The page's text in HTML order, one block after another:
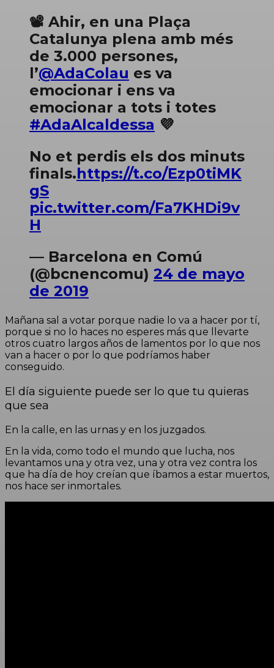
📽 Ahir, en una Plaça
Catalunya plena amb més
de 3.000 persones,
l’@AdaColau es va
emocionar i ens va
emocionar a tots i totes
#AdaAlcaldessa 💜
No et perdis els dos minuts
finals.https://t.co/Ezp0tiMK
gS
pic.twitter.com/Fa7KHDi9v
H
— Barcelona en Comú
(@bcnencomu) 24 de mayo
de 2019
Mañana sal a votar porque nadie lo va a hacer por tí,
porque si no lo haces no esperes más que llevarte
otros cuatro largos años de lamentos por lo que nos
van a hacer o por lo que podríamos haber
conseguido.
El día siguiente puede ser lo que tu quieras
que sea
En la calle, en las urnas y en los juzgados.
En la vida, como todo el mundo que lucha, nos
levantamos una y otra vez, una y otra vez contra los
que ha día de hoy creían que íbamos a estar muertos,
nos hace ser inmortales.